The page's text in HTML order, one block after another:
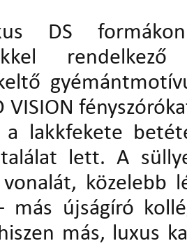
DS
VISION
a lakkfekete
lett. A
vonalát, közelebb
más újságíró
más, luxus